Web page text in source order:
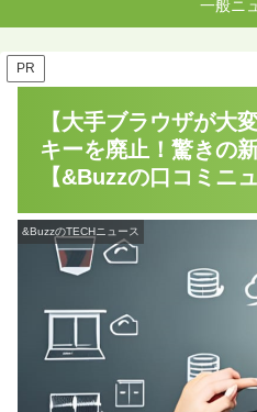
一般ニ
PR
【大手ブラウザが大
キーを廃止！驚きの
【&Buzzの口コミニ
&BuzzのTECHニュース